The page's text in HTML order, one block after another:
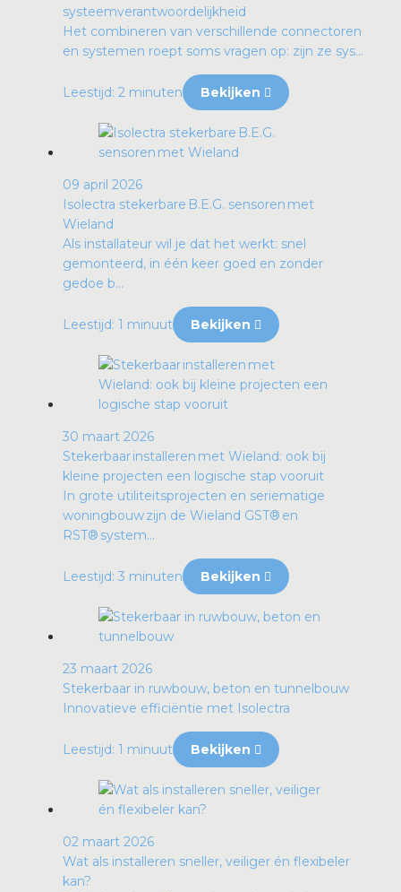
systeemverantwoordelijkheid
Het combineren van verschillende connectoren
en systemen roept soms vragen op: zijn ze sys...
Leestijd: 2 minuten Bekijken
09 april 2026
Isolectra stekerbare B.E.G. sensoren met
Wieland
Als installateur wil je dat het werkt: snel
gemonteerd, in één keer goed en zonder
gedoe b...
Leestijd: 1 minuut Bekijken
30 maart 2026
Stekerbaar installeren met Wieland: ook bij
kleine projecten een logische stap vooruit
In grote utiliteitsprojecten en seriematige
woningbouw zijn de Wieland GST® en
RST® system...
Leestijd: 3 minuten Bekijken
23 maart 2026
Stekerbaar in ruwbouw, beton en tunnelbouw
Innovatieve efficiëntie met Isolectra
Leestijd: 1 minuut Bekijken
02 maart 2026
Wat als installeren sneller, veiliger én flexibeler
kan?